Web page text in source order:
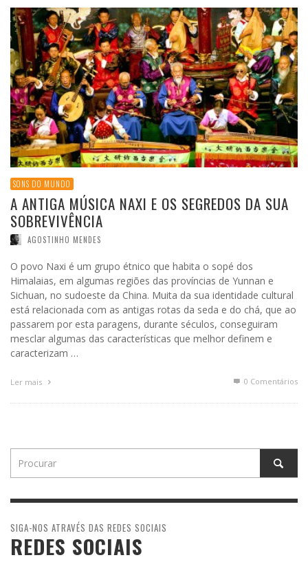
SONS DO MUNDO
A ANTIGA MÚSICA NAXI E OS SEGREDOS DA SUA
SOBREVIVÊNCIA
AGOSTINHO MENDES
O povo Naxi é um grupo étnico que habita o sopé dos
Himalaias, em algumas regiões das províncias de Yunnan e
Sichuan, no sudoeste da China. Muita da sua identidade cultural
está relacionada com as antigas rotas da seda e do chá, que ao
passarem por esta paragens, durante séculos, conseguiram
mesclar algumas das características que melhor definem e
caracterizam …
Ler mais 0 Comentários
SIGA-NOS ATRAVÉS DAS REDES SOCIAIS
REDES SOCIAIS